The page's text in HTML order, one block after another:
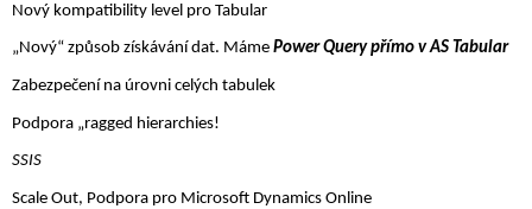
Nový kompatibility level pro Tabular
„Nový“ způsob získávání dat. Máme Power Query přímo v AS Tabular
Zabezpečení na úrovni celých tabulek
Podpora „ragged hierarchies!
SSIS
Scale Out, Podpora pro Microsoft Dynamics Online